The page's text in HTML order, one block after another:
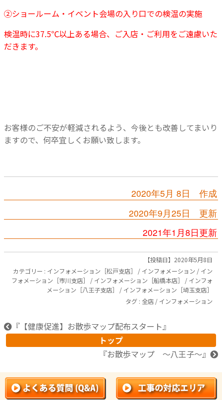
②ショールーム・イベント会場の入り口での検温の実施
検温時に37.5℃以上ある場合、ご入店・ご利用をご遠慮いた
だきます。
お客様のご不安が軽減されるよう、今後とも改善してまいり
ますので、何卒宜しくお願い致します。
2020年5月 8日 作成
2020年9月25日 更新
2021年1月8日更新
【投稿日】2020年5月8日
カテゴリー : インフォメーション［松戸支店］ / インフォメーション / イン
フォメーション［市川支店］
/ インフォメーション［船橋本店］ / インフォ
メーション［八王子支店］
/ インフォメーション［埼玉支店］
タグ : 全店 / インフォメーション
『 【健康促進】お散歩マップ配布スタート』
トップ
『お散歩マップ ～八王子～』